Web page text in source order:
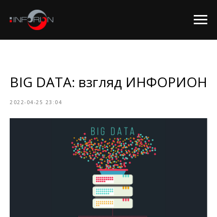
BIG DATA: взгляд ИНФОРИОН
2022-04-25 23:04